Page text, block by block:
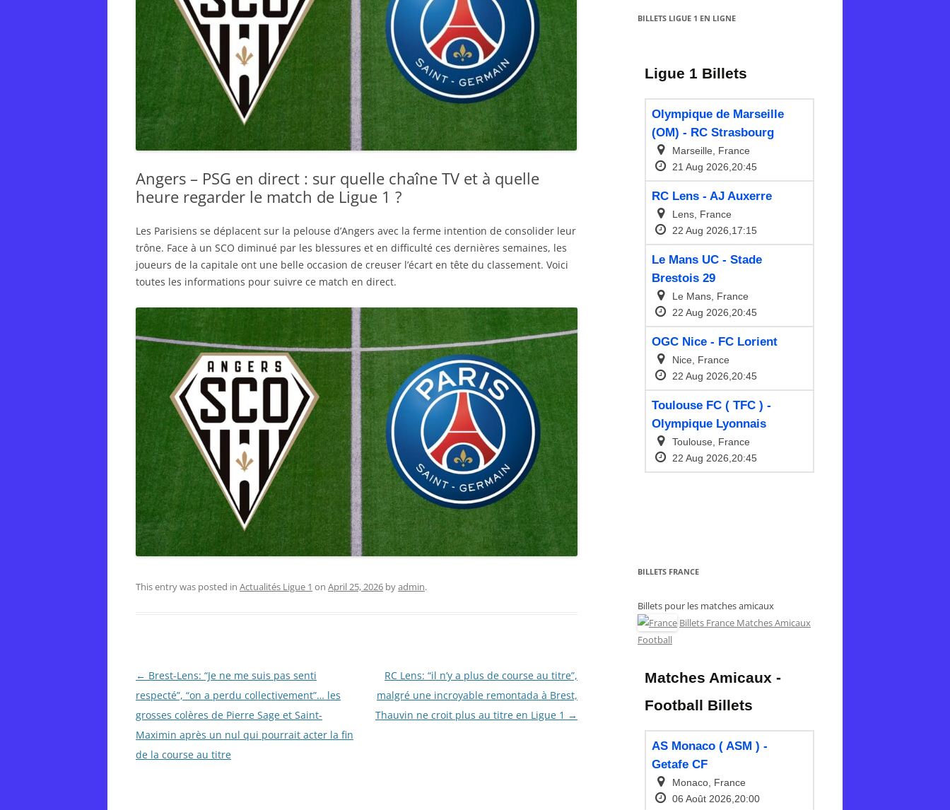
Angers – PSG en direct : sur quelle chaîne TV et à quelle
heure regarder le match de Ligue 1 ?
Les Parisiens se déplacent sur la pelouse d’Angers avec la ferme intention de consolider leur
trône. Face à un SCO diminué par les blessures et en difficulté ces dernières semaines, les
joueurs de la capitale ont une belle occasion de creuser l’écart en tête du classement. Voici
toutes les informations pour suivre ce match en direct.
This entry was posted in Actualités Ligue 1 on April 25, 2026 byadmin.
Post
navigation
← Brest-Lens: “Je ne me suis pas senti
respecté”, “on a perdu collectivement”… les
grosses colères de Pierre Sage et Saint-
Maximin après un nul qui pourrait acter la fin
de la course au titre
RC Lens: “il n’y a plus de course au titre”,
malgré une incroyable remontada à Brest,
Thauvin ne croit plus au titre en Ligue 1 →
BILLETS LIGUE 1 EN LIGNE
BILLETS FRANCE
Billets pour les matches amicaux
Billets France Matches Amicaux
Football